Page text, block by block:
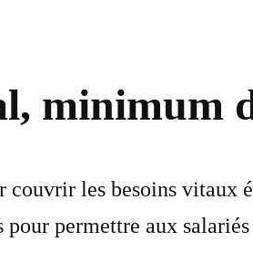
minimum
les besoins
permettre aux